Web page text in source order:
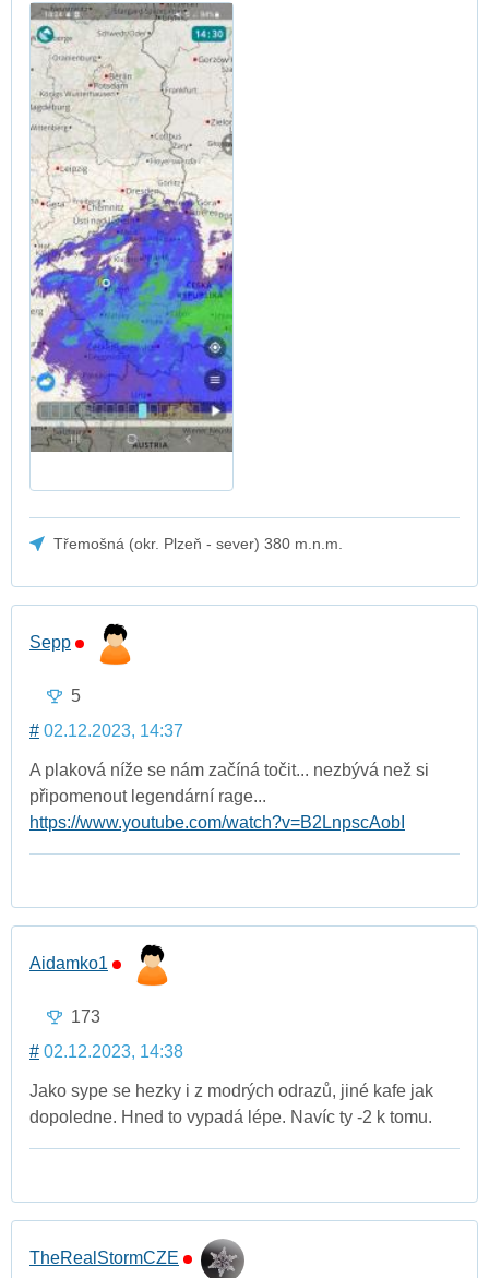
Třemošná (okr. Plzeň - sever) 380 m.n.m.
Sepp
5
# 02.12.2023, 14:37
A plaková níže se nám začíná točit... nezbývá než si
připomenout legendární rage...
https://www.youtube.com/watch?v=B2LnpscAobI
Aidamko1
173
# 02.12.2023, 14:38
Jako sype se hezky i z modrých odrazů, jiné kafe jak
dopoledne. Hned to vypadá lépe. Navíc ty -2 k tomu.
TheRealStormCZE